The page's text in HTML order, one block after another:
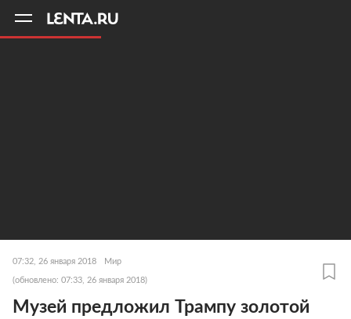
07:32, 26 января 2018 Мир
(обновлено: 07:33, 26 января 2018)
Музей предложил Трампу золотой